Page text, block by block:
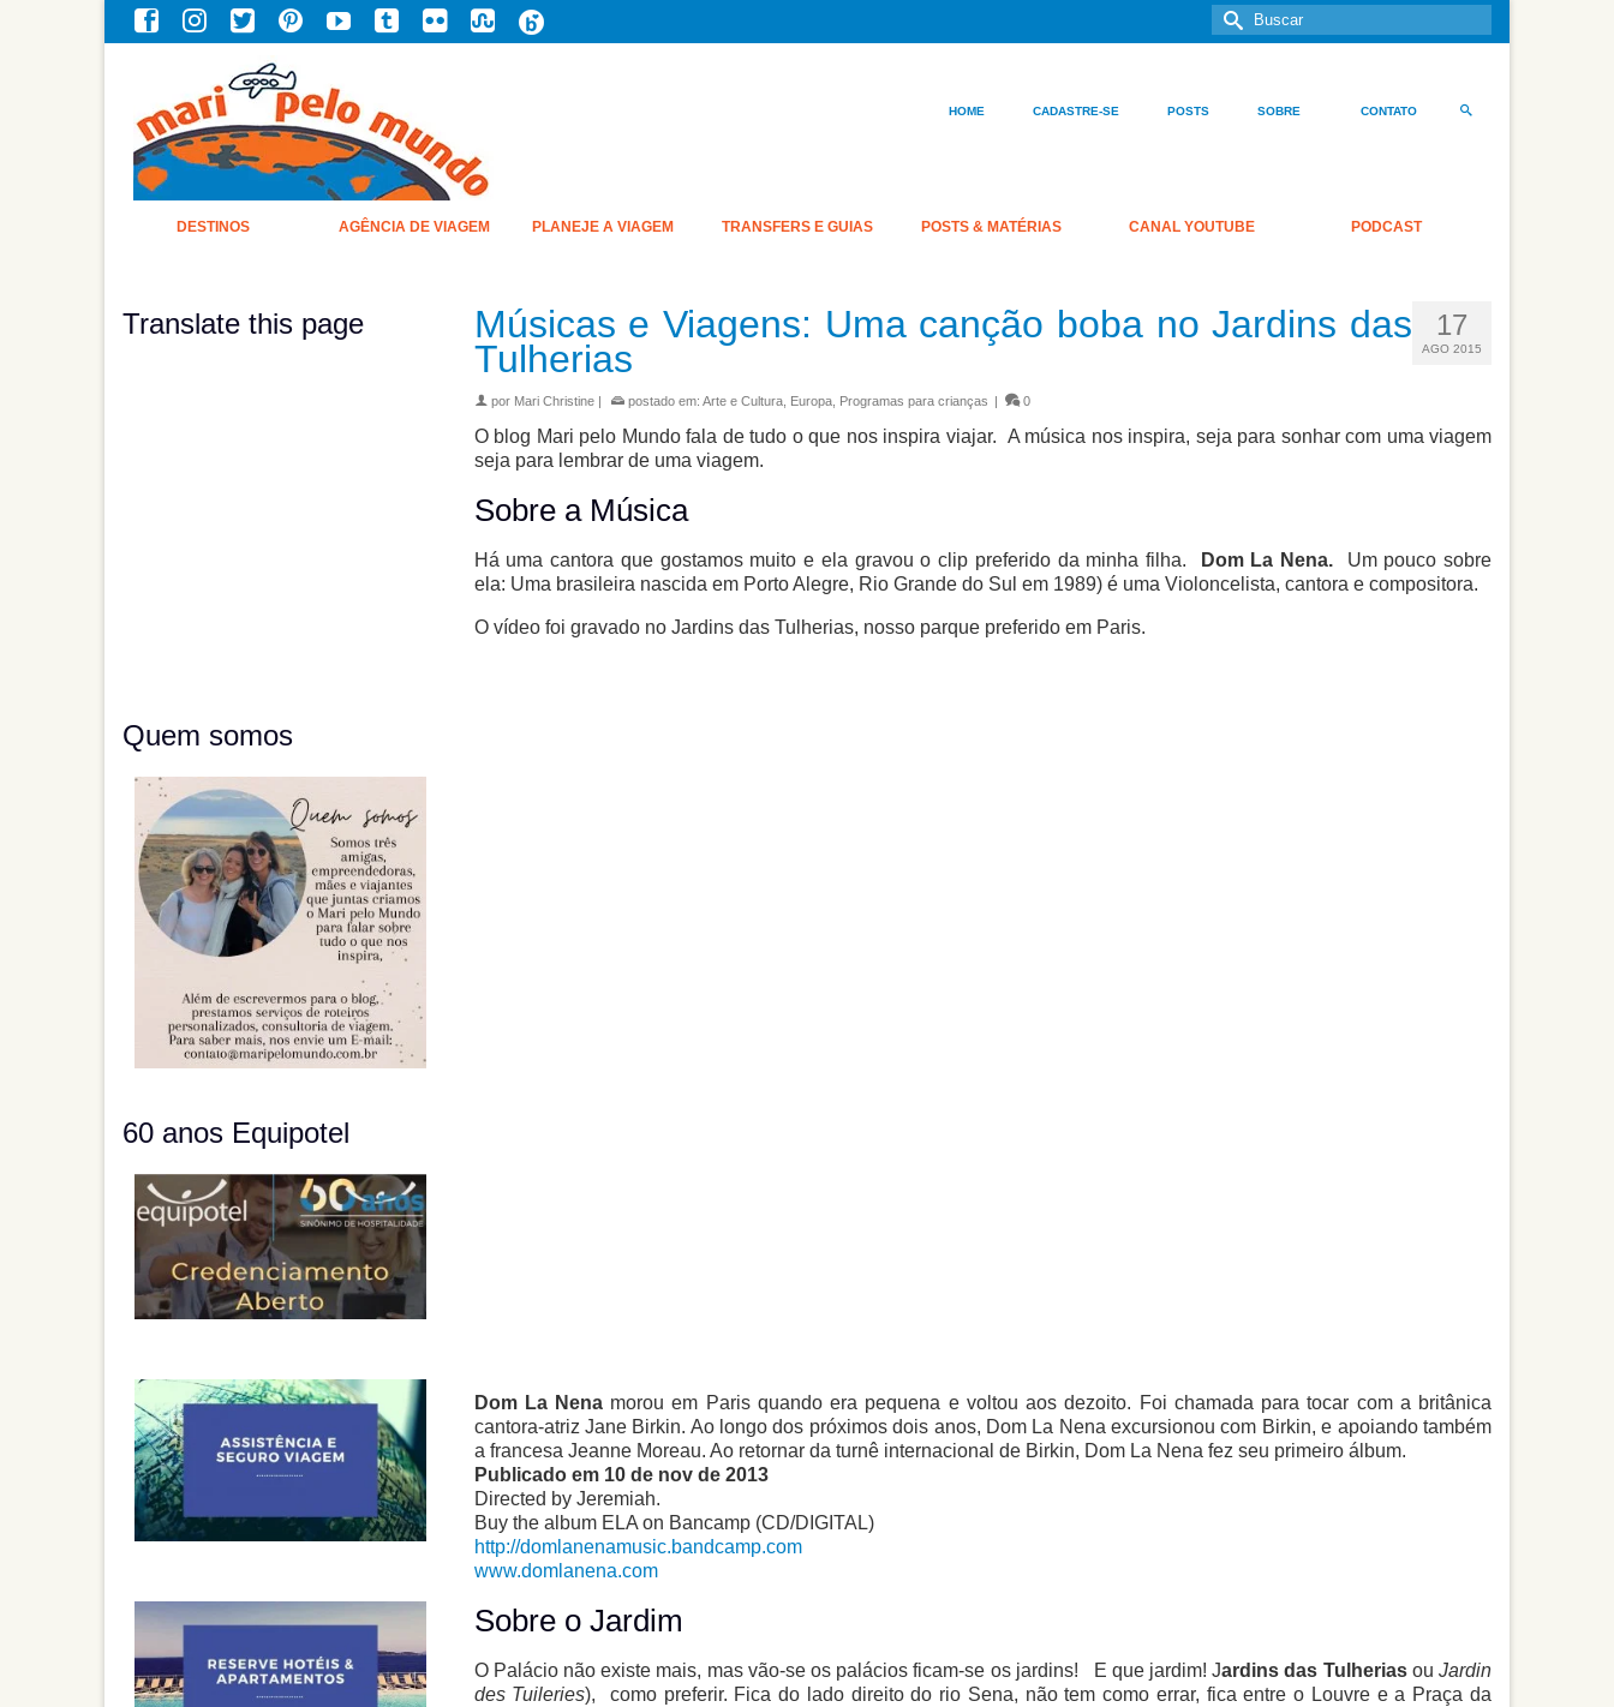
Buscar
por:
HOME CADASTRE-SE POSTS SOBRE CONTATO
DESTINOS AGÊNCIA DE VIAGEM PLANEJE A VIAGEM TRANSFERS E GUIAS POSTS & MATÉRIAS CANAL YOUTUBE PODCAST
17
AGO 2015
Músicas e Viagens: Uma canção boba no Jardins das
Tulherias
por Mari Christine postado em: Arte e Cultura, Europa, Programas para crianças 0
O blog Mari pelo Mundo fala de tudo o que nos inspira viajar. A música nos inspira, seja para sonhar com uma viagem
seja para lembrar de uma viagem.
Sobre a Música
Há uma cantora que gostamos muito e ela gravou o clip preferido da minha filha. Dom La Nena. Um pouco sobre
ela: Uma brasileira nascida em Porto Alegre, Rio Grande do Sul em 1989) é uma Violoncelista, cantora e compositora.
O vídeo foi gravado no Jardins das Tulherias, nosso parque preferido em Paris.
Dom La Nena morou em Paris quando era pequena e voltou aos dezoito. Foi chamada para tocar com a britânica
cantora-atriz Jane Birkin. Ao longo dos próximos dois anos, Dom La Nena excursionou com Birkin, e apoiando também
a francesa Jeanne Moreau. Ao retornar da turnê internacional de Birkin, Dom La Nena fez seu primeiro álbum.
Publicado em 10 de nov de 2013
Directed by Jeremiah.
Buy the album ELA on Bancamp (CD/DIGITAL)
http://domlanenamusic.bandcamp.com
www.domlanena.com
Sobre o Jardim
O Palácio não existe mais, mas vão-se os palácios ficam-se os jardins! E que jardim! Jardins das Tulherias ouJardin
des Tuileries), como preferir. Fica do lado direito do rio Sena, não tem como errar, fica entre o Louvre e a Praça da
Translate this page
Quem somos
60 anos Equipotel